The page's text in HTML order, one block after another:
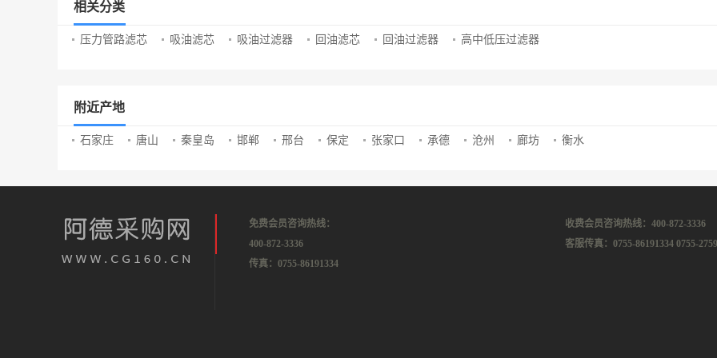
相关分类
压力管路滤芯 吸油滤芯 吸油过滤器 回油滤芯 回油过滤器 高中低压过滤器
附近产地
石家庄 唐山 秦皇岛 邯郸 邢台 保定 张家口 承德 沧州 廊坊 衡水
免费会员咨询热线：
400-872-3336
传真：0755-86191334
收费会员咨询热线：400-872-3336
客服传真：0755-86191334 0755-